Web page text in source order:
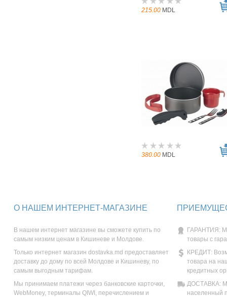
215.00 MDL
380.00 MDL
О НАШЕМ ИНТЕРНЕТ-МАГАЗИНЕ
В нашем интернет магазине вы сможете купить по
самым низким ценам в Кишиневе и Молдове.
Только интернет магазин dostavka.md предоставляет
доставку до дому по всей Молдове и Кишиневу, по
самым выгодным тарифам.
Мы принимаем платежи через банковские карточки,
WebMoney, терминалы QIWI, перечислением и
ГАРАНТИЯ:
товары с
КРЕДИТ:
товара на
кредитных
ДОСТАВКА:
населенный